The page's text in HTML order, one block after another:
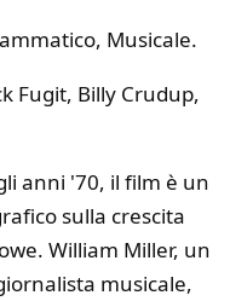
Musicale.
Fugit, Billy Crudup,
anni '70, il film è un
sulla crescita
William Miller, un
musicale,